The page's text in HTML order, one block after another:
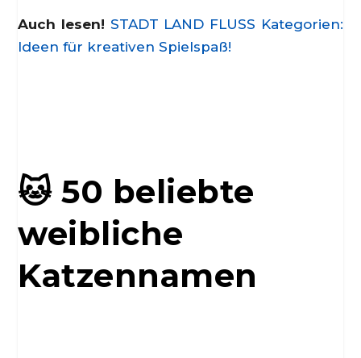
Auch lesen! STADT LAND FLUSS Kategorien:
Ideen für kreativen Spielspaß!
🐱 50 beliebte
weibliche
Katzennamen